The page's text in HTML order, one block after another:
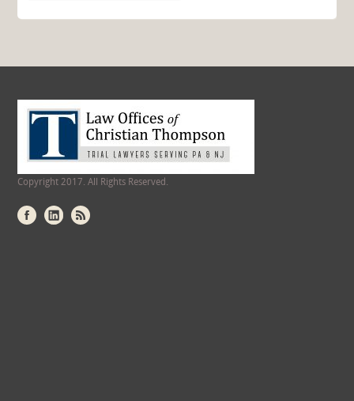
Copyright 2017. All Rights Reserved.